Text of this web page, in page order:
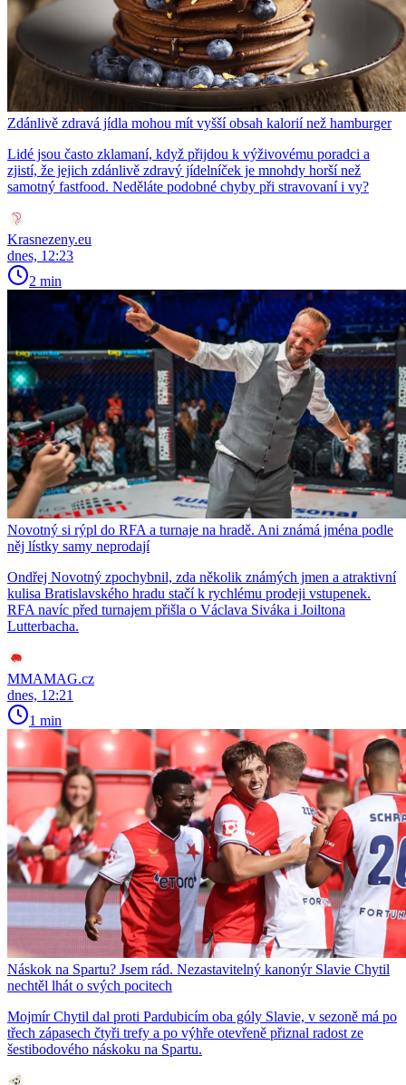
Zdánlivě zdravá jídla mohou mít vyšší obsah kalorií než hamburger
Lidé jsou často zklamaní, když přijdou k výživovému poradci a
zjistí, že jejich zdánlivě zdravý jídelníček je mnohdy horší než
samotný fastfood. Neděláte podobné chyby při stravovaní i vy?
Krasnezeny.eu
dnes, 12:23
2 min
Novotný si rýpl do RFA a turnaje na hradě. Ani známá jména podle
něj lístky samy neprodají
Ondřej Novotný zpochybnil, zda několik známých jmen a atraktivní
kulisa Bratislavského hradu stačí k rychlému prodeji vstupenek.
RFA navíc před turnajem přišla o Václava Siváka i Joiltona
Lutterbacha.
MMAMAG.cz
dnes, 12:21
1 min
Náskok na Spartu? Jsem rád. Nezastavitelný kanonýr Slavie Chytil
nechtěl lhát o svých pocitech
Mojmír Chytil dal proti Pardubicím oba góly Slavie, v sezoně má po
třech zápasech čtyři trefy a po výhře otevřeně přiznal radost ze
šestibodového náskoku na Spartu.